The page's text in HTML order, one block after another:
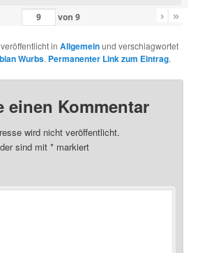
von 9 › »
inAllgemeinund verschlagwortet
Wurbs. Permanenter Link zum Eintrag.
einen Kommentar
wird nicht veröffentlicht.
sind mit* markiert